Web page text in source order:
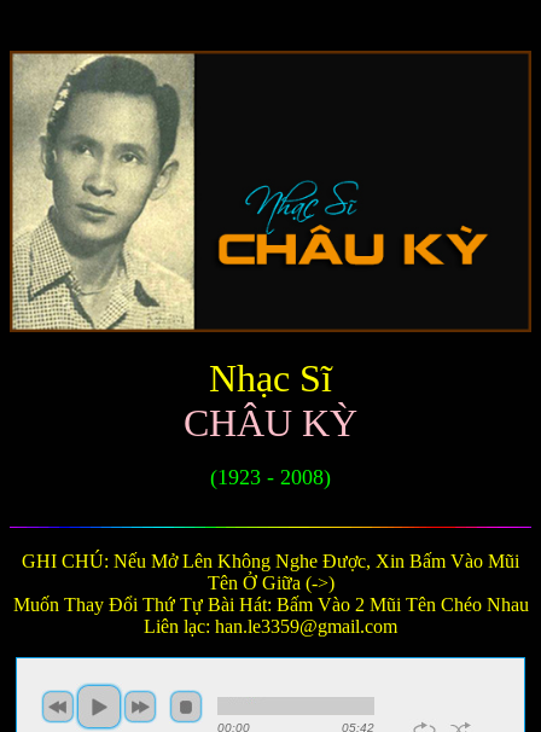
Nhạc Sĩ
CHÂU KỲ
(1923 - 2008)
GHI CHÚ: Nếu Mở Lên Không Nghe Được, Xin Bấm Vào Mũi
Tên Ở Giữa (->)
Muốn Thay Đổi Thứ Tự Bài Hát: Bấm Vào 2 Mũi Tên Chéo Nhau
Liên lạc: han.le3359@gmail.com
00:00 05:42